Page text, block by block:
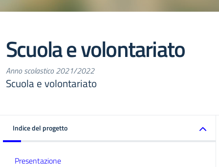
Scuola e volontariato
Anno scolastico 2021/2022
Scuola e volontariato
Indice del progetto
Presentazione